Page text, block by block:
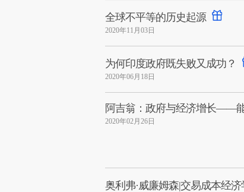
全球不平等的历史起源
2020年11月03日
为何印度政府既失败又成功？
2020年06月18日
阿吉翁：政府与经济增长——
2020年02月26日
奥利弗·威廉姆森|交易成本经